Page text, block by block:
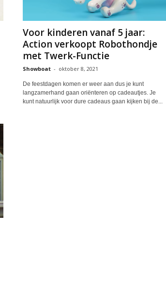
Voor kinderen vanaf 5 jaar:
Action verkoopt Robothondje
met Twerk-Functie
Showboat - oktober 8, 2021
De feestdagen komen er weer aan dus je kunt
langzamerhand gaan oriënteren op cadeautjes. Je
kunt natuurlijk voor dure cadeaus gaan kijken bij de...